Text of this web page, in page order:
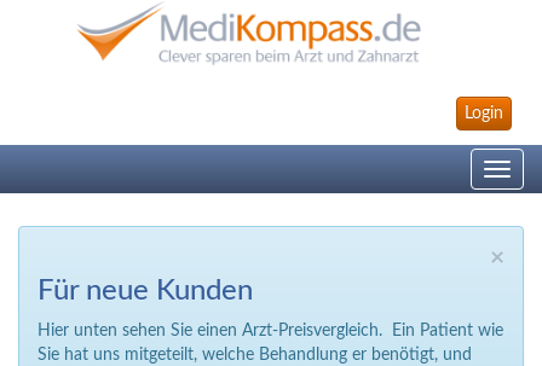
Login
Toggle
×
Für neue Kunden
Hier unten sehen Sie einen Arzt-Preisvergleich. Ein Patient wie
Sie hat uns mitgeteilt, welche Behandlung er benötigt, und